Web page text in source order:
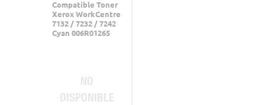
Compatible Toner
Xerox WorkCentre
7132 / 7232 / 7242
Cyan 006R01265
NO
DISPONIBLE